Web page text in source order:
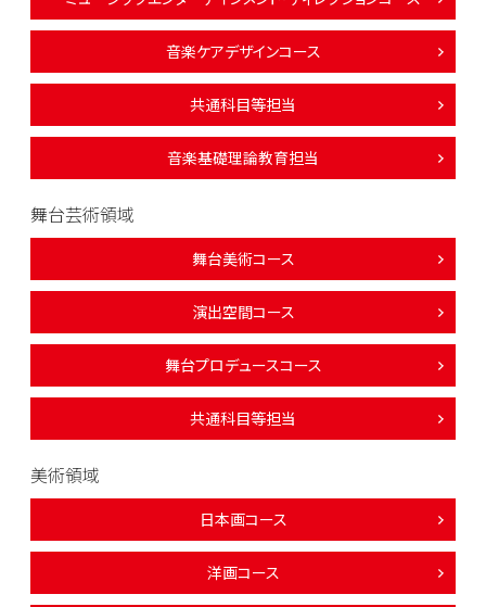
音楽ケアデザインコース
共通科目等担当
音楽基礎理論教育担当
舞台芸術領域
舞台美術コース
演出空間コース
舞台プロデュースコース
共通科目等担当
美術領域
日本画コース
洋画コース